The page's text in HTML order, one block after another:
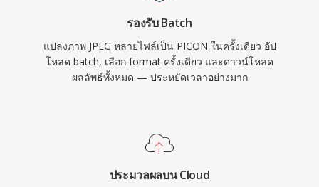
รองรับ Batch
แปลงภาพ JPEG หลายไฟล์เป็น PICON ในครั้งเดียว อัป
โหลด batch, เลือก format ครั้งเดียว และดาวน์โหลด
ผลลัพธ์ทั้งหมด — ประหยัดเวลาอย่างมาก
ประมวลผลบน Cloud